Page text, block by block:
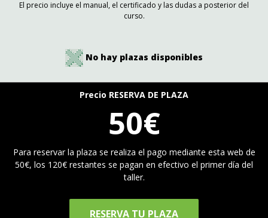
El precio incluye el manual, el certificado y las dudas a posterior del
curso.
No hay plazas disponibles
Precio RESERVA DE PLAZA
50€
Para reservar la plaza se realiza el pago mediante esta web de
50€, los 120€ restantes se pagan en efectivo el primer día del
taller.
RESERVA TU PLAZA